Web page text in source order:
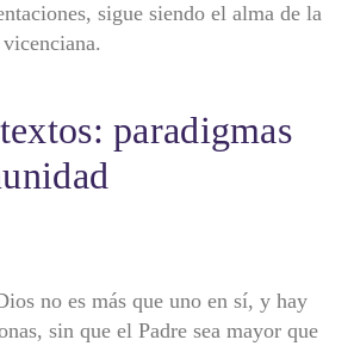
sigue siendo el alma de la
paradigmas
no es más que uno en sí, y hay
sin que el Padre sea mayor que